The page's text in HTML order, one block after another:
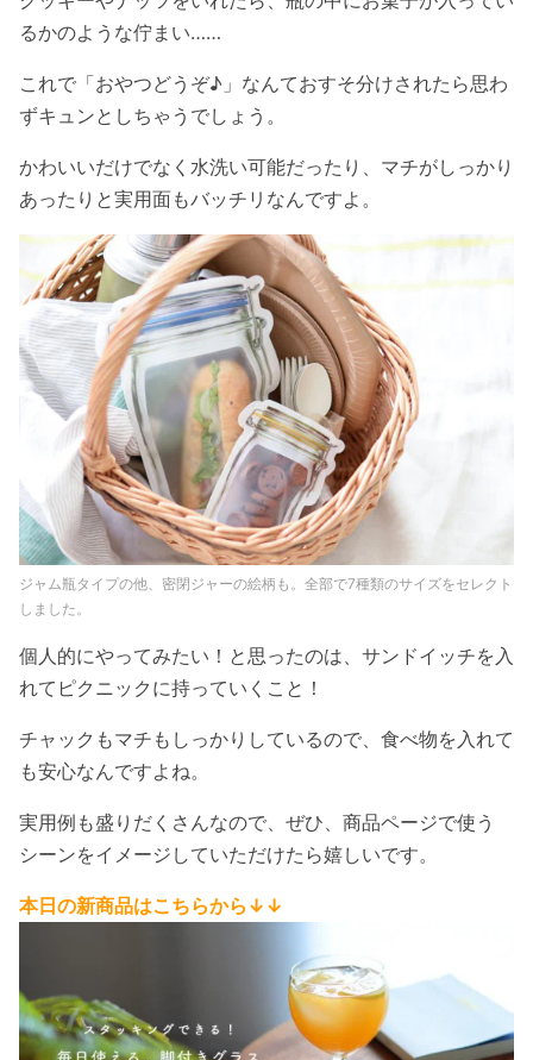
るかのような佇まい……
これで「おやつどうぞ♪」なんておすそ分けされたら思わ
ずキュンとしちゃうでしょう。
かわいいだけでなく水洗い可能だったり、マチがしっかり
あったりと実用面もバッチリなんですよ。
ジャム瓶タイプの他、密閉ジャーの絵柄も。全部で7種類のサイズをセレクト
しました。
個人的にやってみたい！と思ったのは、サンドイッチを入
れてピクニックに持っていくこと！
チャックもマチもしっかりしているので、食べ物を入れて
も安心なんですよね。
実用例も盛りだくさんなので、ぜひ、商品ページで使う
シーンをイメージしていただけたら嬉しいです。
本日の新商品はこちらから↓↓